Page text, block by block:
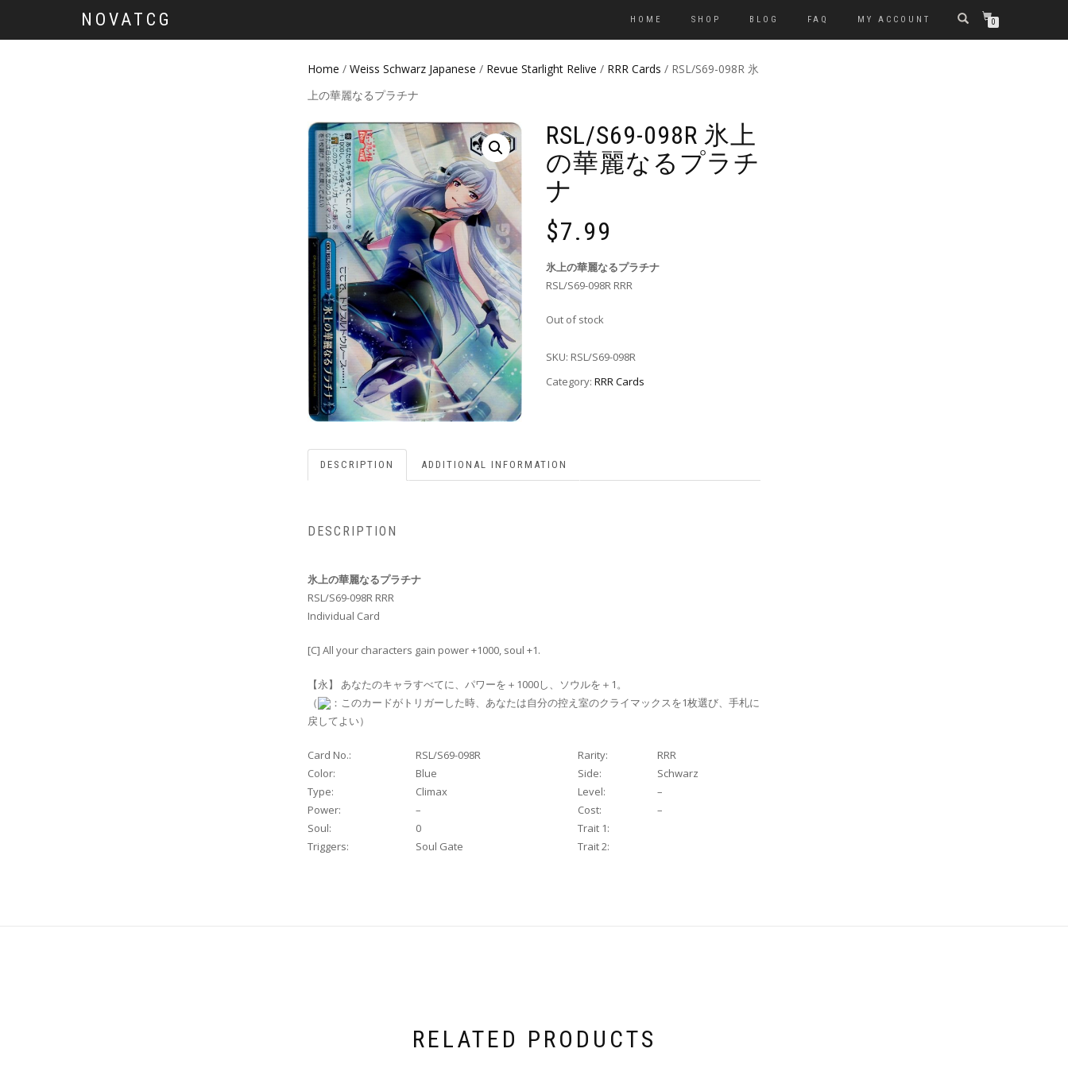
NOVATCG HOME SHOP BLOG FAQ MY ACCOUNT 0
Home / Weiss Schwarz Japanese / Revue Starlight Relive / RRR Cards / RSL/S69-098R 氷
上の華麗なるプラチナ
RSL/S69-098R 氷上
の華麗なるプラチ
ナ
$7.99
氷上の華麗なるプラチナ
RSL/S69-098R RRR
Out of stock
SKU: RSL/S69-098R
Category: RRR Cards
DESCRIPTION ADDITIONAL INFORMATION
DESCRIPTION
氷上の華麗なるプラチナ
RSL/S69-098R RRR
Individual Card
[C] All your characters gain power +1000, soul +1.
【永】 あなたのキャラすべてに、パワーを＋1000し、ソウルを＋1。
（
：このカードがトリガーした時、あなたは自分の控え室のクライマックスを1枚選び、手札に
戻してよい）
Card No.: RSL/S69-098R Rarity:
RRR
Color:
Blue Side:
Schwarz
Type:
Climax Level:
–
Power:
– Cost:
–
Soul:
0
Trait 1:
Triggers:
Soul Gate Trait 2:
RELATED PRODUCTS